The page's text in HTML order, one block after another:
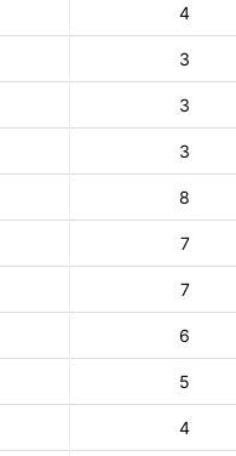
4
3
3
3
8
7
7
6
5
4